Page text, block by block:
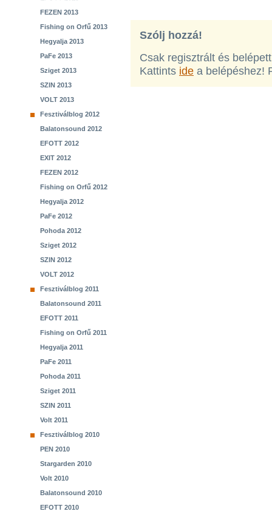
FEZEN 2013
Fishing on Orfű 2013
Hegyalja 2013
PaFe 2013
Sziget 2013
SZIN 2013
VOLT 2013
Fesztiválblog 2012
Balatonsound 2012
EFOTT 2012
EXIT 2012
FEZEN 2012
Fishing on Orfű 2012
Hegyalja 2012
PaFe 2012
Pohoda 2012
Sziget 2012
SZIN 2012
VOLT 2012
Fesztiválblog 2011
Balatonsound 2011
EFOTT 2011
Fishing on Orfű 2011
Hegyalja 2011
PaFe 2011
Pohoda 2011
Sziget 2011
SZIN 2011
Volt 2011
Fesztiválblog 2010
PEN 2010
Stargarden 2010
Volt 2010
Balatonsound 2010
EFOTT 2010
Szólj hozzá!
Csak regisztrált és
Kattints ide a belépéshez!